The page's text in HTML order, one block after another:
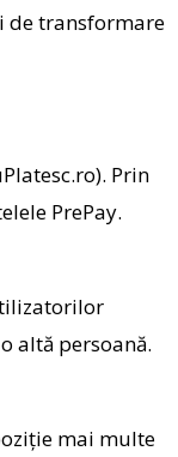
de transformare
Prin
PrePay.
altă persoană.
mai multe